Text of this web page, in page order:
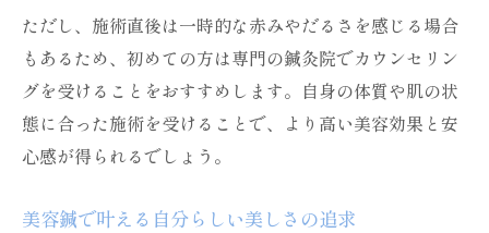
ただし、施術直後は一時的な赤みやだるさを感じる場合
もあるため、初めての方は専門の鍼灸院でカウンセリン
グを受けることをおすすめします。自身の体質や肌の状
態に合った施術を受けることで、より高い美容効果と安
心感が得られるでしょう。
美容鍼で叶える自分らしい美しさの追求